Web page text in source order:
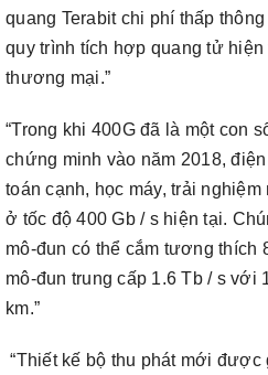
quang Terabit chi phí thấp
quy trình tích hợp quang tử
thương mại.”
“Trong khi 400G đã là một con
chứng minh vào năm 2018,
toán cạnh, học máy, trải
ở tốc độ 400 Gb / s hiện tại.
mô-đun có thể cắm tương thích
mô-đun trung cấp 1.6 Tb / s với
km.”
“Thiết kế bộ thu phát mới